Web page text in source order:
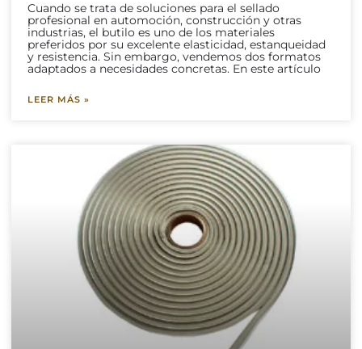
Cuando se trata de soluciones para el sellado
profesional en automoción, construcción y otras
industrias, el butilo es uno de los materiales
preferidos por su excelente elasticidad, estanqueidad
y resistencia. Sin embargo, vendemos dos formatos
adaptados a necesidades concretas. En este artículo
LEER MÁS »